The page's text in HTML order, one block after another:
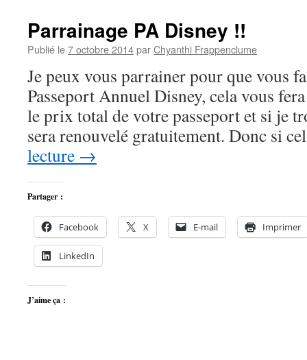
Parrainage PA Disney !!
Publié le7 octobre 2014parChyanthi Frappenclume
Je peux vous parrainer pour que vous
Passeport Annuel Disney, cela vous
le prix total de votre passeport et si je
sera renouvelé gratuitement. Donc si
lecture →
Partager :
Facebook X E-mail Imprimer
LinkedIn
J’aime ça :